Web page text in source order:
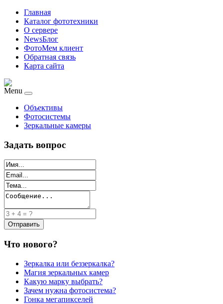
Главная
Каталог фототехники
О сервере
NewsБлог
ФотоМем клиент
Обратная связь
Карта сайта
Menu
Объективы
Фотосистемы
Зеркальные камеры
Задать вопрос
Что нового?
Зеркалка или беззеркалка?
Магия зеркальных камер
Какую марку выбрать?
Зачем нужна фотосистема?
Гонка мегапикселей